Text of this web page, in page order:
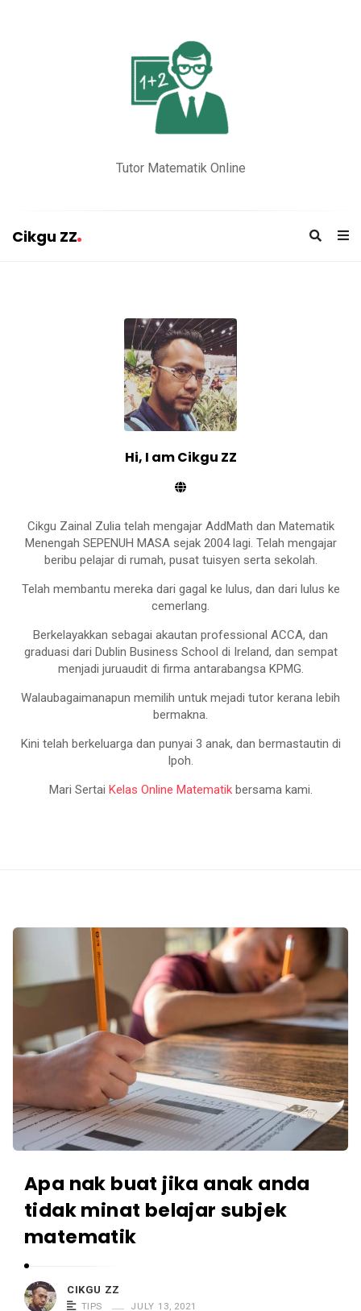
Tutor Matematik Online
Cikgu ZZ
Hi, I am Cikgu ZZ
Cikgu Zainal Zulia telah mengajar AddMath dan Matematik
Menengah SEPENUH MASA sejak 2004 lagi. Telah mengajar
beribu pelajar di rumah, pusat tuisyen serta sekolah.
Telah membantu mereka dari gagal ke lulus, dan dari lulus ke
cemerlang.
Berkelayakkan sebagai akautan professional ACCA, dan
graduasi dari Dublin Business School di Ireland, dan sempat
menjadi juruaudit di firma antarabangsa KPMG.
Walaubagaimanapun memilih untuk mejadi tutor kerana lebih
bermakna.
Kini telah berkeluarga dan punyai 3 anak, dan bermastautin di
Ipoh.
Mari Sertai Kelas Online Matematikbersama kami.
C
k
Z
r
t
Apa nak buat jika anak anda
tidak minat belajar subjek
matematik
CIKGU ZZ
TIPS JULY 13, 2021